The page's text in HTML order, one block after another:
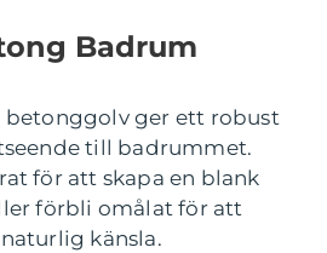
Badrum
betonggolv ger ett robust
till badrummet.
för att skapa en blank
förbli omålat för att
känsla.